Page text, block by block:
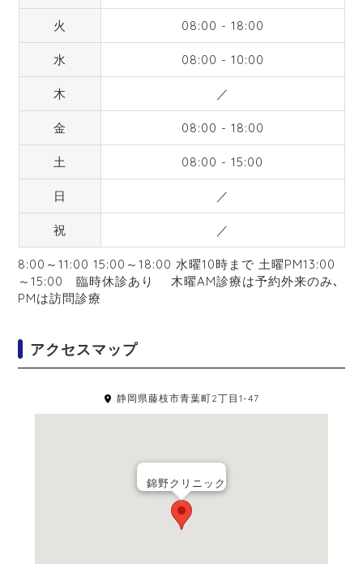
火 08:00 - 18:00
水 08:00 - 10:00
木 ／
金 08:00 - 18:00
土 08:00 - 15:00
日 ／
祝 ／
8:00～11:00 15:00～18:00 水曜10時まで 土曜PM13:00
～15:00 臨時休診あり 木曜AM診療は予約外来のみ､
PMは訪問診療
アクセスマップ
静岡県藤枝市青葉町2丁目1-47
錦野クリニック